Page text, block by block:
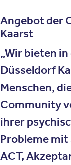
Angebot der
Kaarst
Wir bieten
Düsseldorf
Menschen,
Community
ihrer
Probleme
ACT,